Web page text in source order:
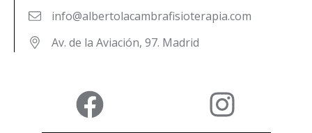
info@albertolacambrafisioterapia.com
Av. de la Aviación, 97. Madrid